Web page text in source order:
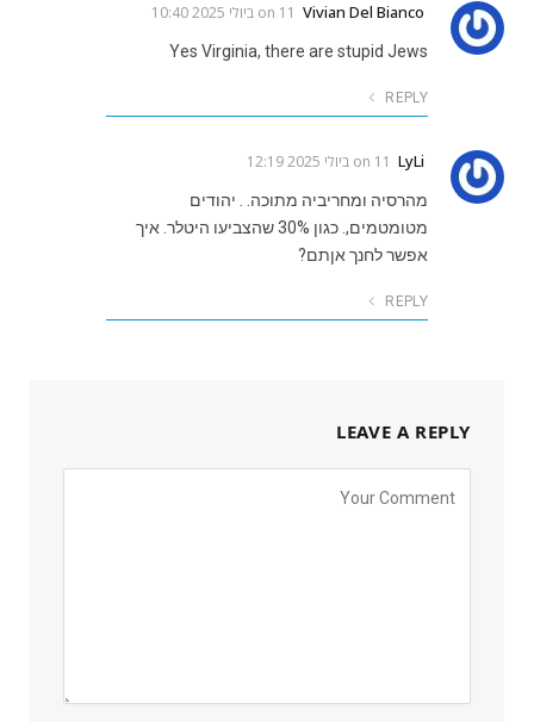
Vivian Del Bianco 11 ביולי 2025 10:40
Yes Virginia, there are stupid Jews
REPLY
LyLi 11 ביולי 2025 12:19
מהרסיה ומחריביה מתוכה. . יהודים
מטומטמים,. כגון 30% שהצביעו היטלר. איך
אפשר לחנך אןתם?
REPLY
LEAVE A REPLY